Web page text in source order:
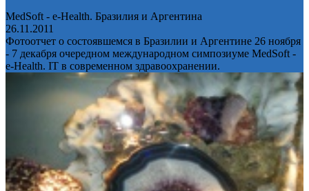
MedSoft - e-Health. Бразилия и Аргентина
26.11.2011
Фотоотчет о состоявшемся в Бразилии и Аргентине 26 ноября
- 7 декабря очередном международном симпозиуме MedSoft -
e-Health. IT в современном здравоохранении.